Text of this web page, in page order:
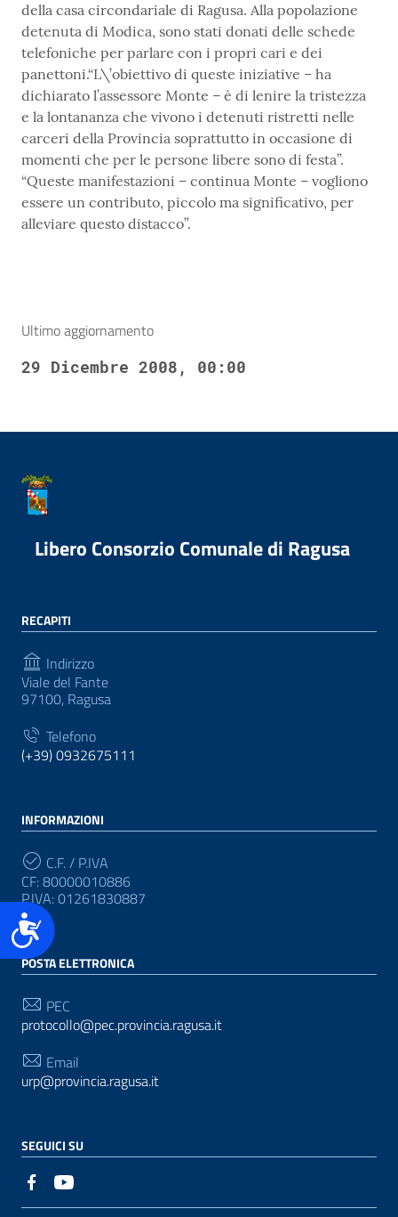
Accessibilità
della casa circondariale di Ragusa. Alla popolazione
detenuta di Modica, sono stati donati delle schede
telefoniche per parlare con i propri cari e dei
panettoni.“L\’obiettivo di queste iniziative – ha
dichiarato l’assessore Monte – è di lenire la tristezza
e la lontananza che vivono i detenuti ristretti nelle
carceri della Provincia soprattutto in occasione di
momenti che per le persone libere sono di festa”.
“Queste manifestazioni – continua Monte – vogliono
essere un contributo, piccolo ma significativo, per
alleviare questo distacco”.
Ultimo aggiornamento
29 Dicembre 2008, 00:00
Libero Consorzio Comunale di Ragusa
RECAPITI
Indirizzo
Viale del Fante
97100, Ragusa
Telefono
(+39) 0932675111
INFORMAZIONI
C.F. / P.IVA
CF: 80000010886
P.IVA: 01261830887
POSTA ELETTRONICA
PEC
protocollo@pec.provincia.ragusa.it
Email
urp@provincia.ragusa.it
SEGUICI SU